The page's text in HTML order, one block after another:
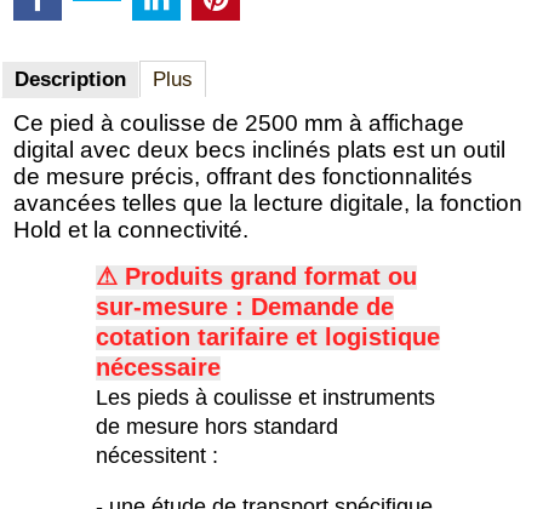
Description Plus
Ce pied à coulisse de 2500 mm à affichage
digital avec deux becs inclinés plats est un outil
de mesure précis, offrant des fonctionnalités
avancées telles que la lecture digitale, la fonction
Hold et la connectivité.
⚠ Produits grand format ou
sur-mesure : Demande de
cotation tarifaire et logistique
nécessaire
Les pieds à coulisse et instruments
de mesure hors standard
nécessitent :